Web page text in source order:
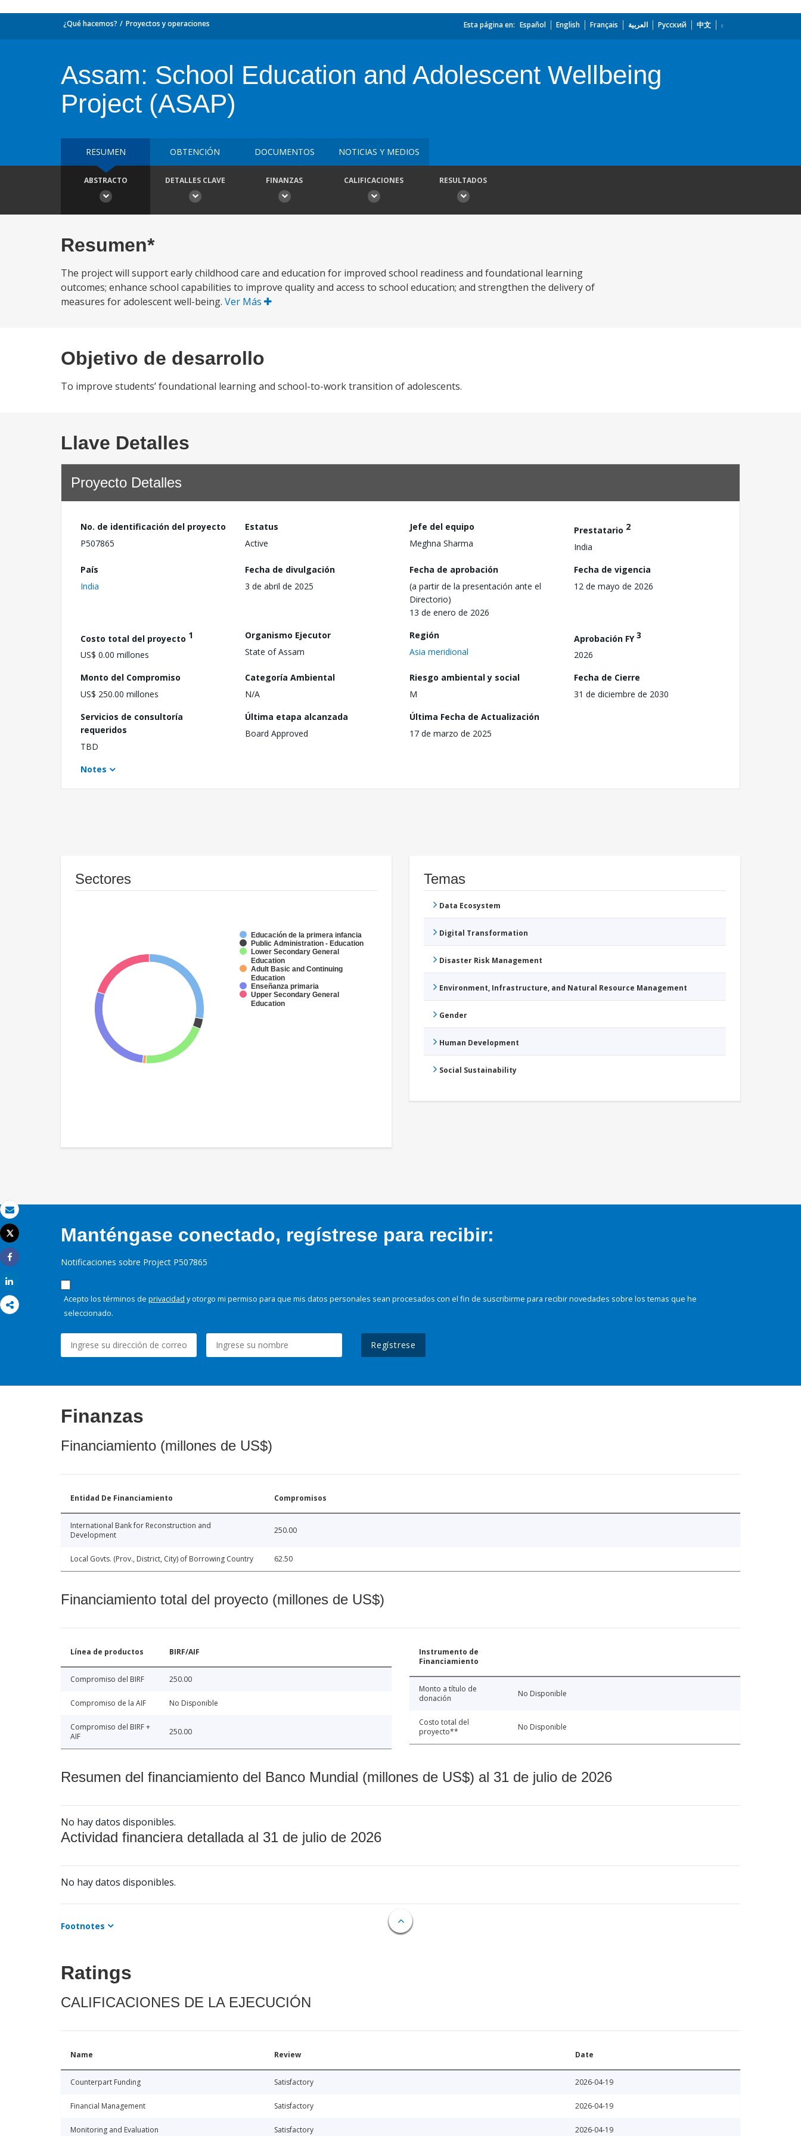
Correo electrónico
Imprimir
Tweet
Share
¿Qué hacemos? Proyectos y operaciones Esta página en: Español English Français العربية Русский 中文
Assam: School Education and Adolescent Wellbeing
Project (ASAP)
RESUMEN OBTENCIÓN DOCUMENTOS NOTICIAS Y MEDIOS
ABSTRACTO DETALLES CLAVE FINANZAS CALIFICACIONES RESULTADOS
Resumen*
The project will support early childhood care and education for improved school readiness and foundational learning
outcomes; enhance school capabilities to improve quality and access to school education; and strengthen the delivery of
measures for adolescent well-being. Ver Más
Objetivo de desarrollo
To improve students’ foundational learning and school-to-work transition of adolescents.
Llave Detalles
Proyecto Detalles
No. de identificación del proyecto
P507865
Estatus
Active
Jefe del equipo
Meghna Sharma
Prestatario 2
India
País
India
Fecha de divulgación
3 de abril de 2025
Fecha de aprobación
(a partir de la presentación ante el
Directorio)
13 de enero de 2026
Fecha de vigencia
12 de mayo de 2026
Costo total del proyecto 1
US$ 0.00 millones
Organismo Ejecutor
State of Assam
Región
Asia meridional
Aprobación FY3
2026
Monto del Compromiso
US$ 250.00 millones
Categoría Ambiental
N/A
Riesgo ambiental y social
M
Fecha de Cierre
31 de diciembre de 2030
Servicios de consultoría
requeridos
TBD
Última etapa alcanzada
Board Approved
Última Fecha de Actualización
17 de marzo de 2025
Notes
Sectores
Educación de la primera infancia
Public Administration - Education
Lower Secondary General
Education
Adult Basic and Continuing
Education
Enseñanza primaria
Upper Secondary General
Education
Temas
Data Ecosystem
Digital Transformation
Disaster Risk Management
Environment, Infrastructure, and Natural Resource Management
Gender
Human Development
Social Sustainability
Manténgase conectado, regístrese para recibir:
Notificaciones sobre Project P507865
Acepto los términos de privacidad y otorgo mi permiso para que mis datos personales sean procesados con el fin de suscribirme para recibir novedades sobre los temas que he
seleccionado.
Regístrese
Finanzas
Financiamiento (millones de US$)
Entidad De Financiamiento Compromisos
International Bank for Reconstruction and
Development
250.00
Local Govts. (Prov., District, City) of Borrowing Country 62.50
Financiamiento total del proyecto (millones de US$)
Línea de productos BIRF/AIF
Compromiso del BIRF 250.00
Compromiso de la AIF No Disponible
Compromiso del BIRF +
AIF
250.00
Instrumento de
Financiamiento
Monto a título de
donación
No Disponible
Costo total del
proyecto**
No Disponible
Resumen del financiamiento del Banco Mundial (millones de US$) al 31 de julio de 2026
No hay datos disponibles.
Actividad financiera detallada al 31 de julio de 2026
No hay datos disponibles.
Footnotes
Ratings
CALIFICACIONES DE LA EJECUCIÓN
Name Review Date
Counterpart Funding Satisfactory 2026-04-19
Financial Management Satisfactory 2026-04-19
Monitoring and Evaluation Satisfactory 2026-04-19